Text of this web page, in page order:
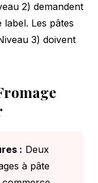
2) demandent
Les pâtes
3) doivent
: Deux
à pâte